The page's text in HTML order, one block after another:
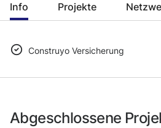
Info Projekte
Construyo Versicherung
Abgeschlossene